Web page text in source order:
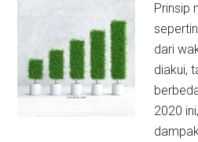
Prinsip
dari
diakui,
2020